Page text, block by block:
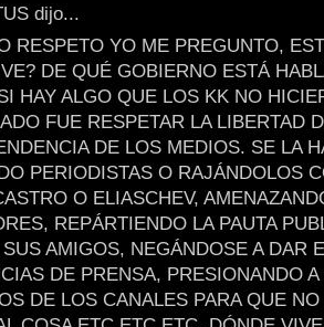
dijo...
RESPETO YO ME PREGUNTO,
DE QUÉ GOBIERNO ESTÁ
HAY ALGO QUE LOS KK NO
FUE RESPETAR LA LIBERTAD
DE LOS MEDIOS. SE LA
PERIODISTAS O RAJÁNDOLOS
O ELIASCHEV,
REPÁRTIENDO LA PAUTA
AMIGOS, NEGÁNDOSE A DAR
DE PRENSA, PRESIONANDO A
DE LOS CANALES PARA QUE